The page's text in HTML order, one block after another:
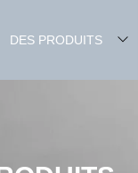
DES PRODUITS